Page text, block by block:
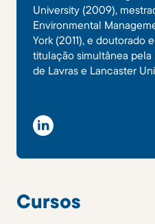
University (2009),
Environmental
York (2011), e doutorado
titulação simultânea pela
de Lavras e Lancaster
Cursos